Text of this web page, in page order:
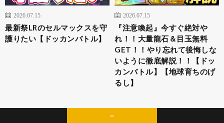
2026.07.15
最新祭LRのセルマックスを守
護りたい【ドッカンバトル】
2026.07.15
『注意喚起』今すぐ絶対や
れ！！大量龍石＆目玉無料
GET！！やり忘れて後悔しな
いように徹底解説！！【ドッ
カンバトル】【地球育ちのげ
るし】